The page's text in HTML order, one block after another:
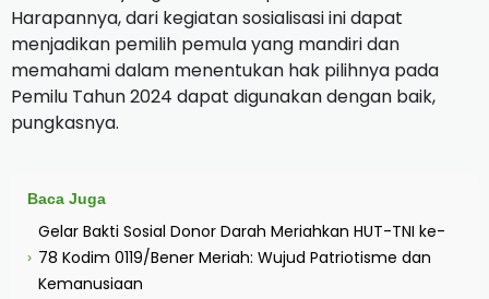
Harapannya, dari kegiatan sosialisasi ini dapat
menjadikan pemilih pemula yang mandiri dan
memahami dalam menentukan hak pilihnya pada
Pemilu Tahun 2024 dapat digunakan dengan baik,
pungkasnya.
Baca Juga
›
Gelar Bakti Sosial Donor Darah Meriahkan HUT-TNI ke-
78 Kodim 0119/Bener Meriah: Wujud Patriotisme dan
Kemanusiaan